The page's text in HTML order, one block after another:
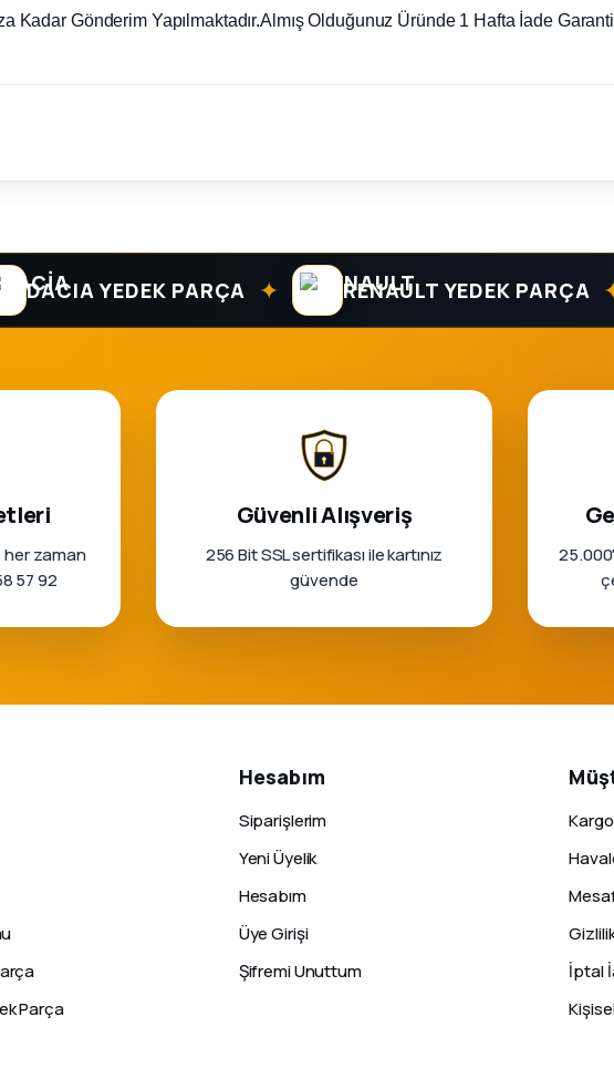
Kadar Gönderim Yapılmaktadır.Almış Olduğunuz Üründe 1 Hafta İade
YEDEK PARÇA ✦ RENAULT YEDEK PARÇA ✦
her zaman
57 92
Güvenli Alışveriş
256 Bit SSL sertifikası ile kartınız
güvende
Parça
Hesabım
Siparişlerim
Yeni Üyelik
Hesabım
Üye Girişi
Şifremi Unuttum
İptal